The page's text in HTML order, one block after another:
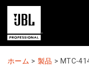
製品
ホーム > 製品 > MTC-